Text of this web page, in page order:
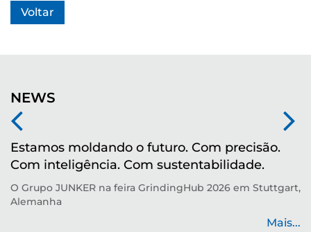
Voltar
NEWS
Estamos moldando o futuro. Com precisão.
Com inteligência. Com sustentabilidade.
O Grupo JUNKER na feira GrindingHub 2026 em Stuttgart,
Alemanha
Mais...